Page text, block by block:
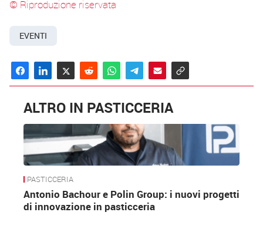
© Riproduzione riservata
EVENTI
ALTRO IN PASTICCERIA
PASTICCERIA
Antonio Bachour e Polin Group: i nuovi progetti
di innovazione in pasticceria